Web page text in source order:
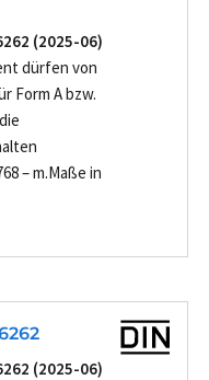
(2025-06)
dürfen von
Form A bzw.
– m.Maße in
(2025-06)